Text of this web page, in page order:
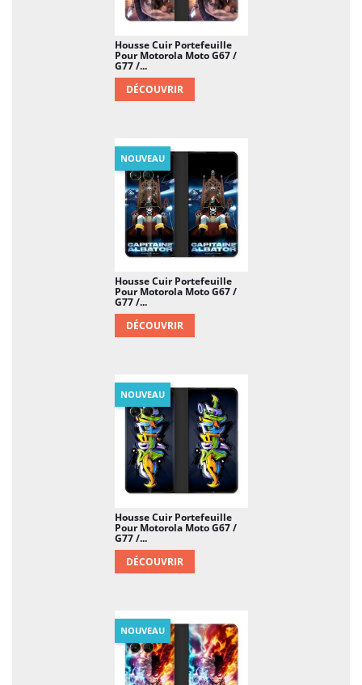
Housse Cuir Portefeuille
Pour Motorola Moto G67 /
G77 /...
DÉCOUVRIR
Housse Cuir Portefeuille
Pour Motorola Moto G67 /
G77 /...
DÉCOUVRIR
NOUVEAU
Housse Cuir Portefeuille
Pour Motorola Moto G67 /
G77 /...
DÉCOUVRIR
NOUVEAU
NOUVEAU